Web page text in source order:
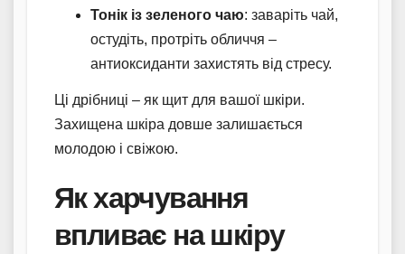
Тонік із зеленого чаю: заваріть чай,
остудіть, протріть обличчя –
антиоксиданти захистять від стресу.
Ці дрібниці – як щит для вашої шкіри.
Захищена шкіра довше залишається
молодою і свіжою.
Як харчування
впливає на шкіру